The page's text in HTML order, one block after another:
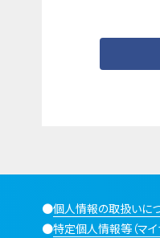
●個人情報の取扱いに
●特定個人情報等（マイ